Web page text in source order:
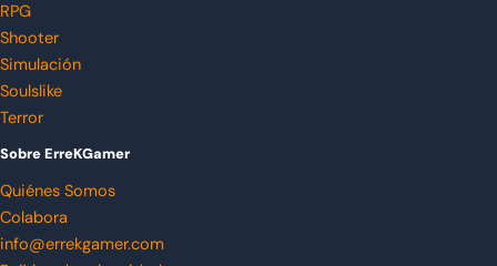
RPG
Shooter
Simulación
Soulslike
Terror
Sobre ErreKGamer
Quiénes Somos
Colabora
info@errekgamer.com